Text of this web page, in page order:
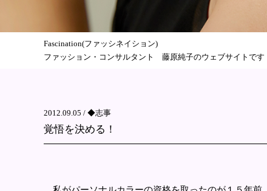
Fascination(ファッシネイション)
ファッション・コンサルタント 藤原純子のウェブサイトです
2012.09.05 / ◆志事
覚悟を決める！